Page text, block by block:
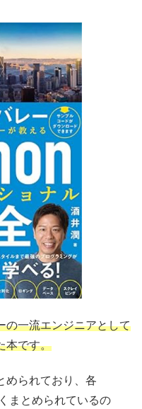
の一流エンジニアとして
本です。
められており、各
まとめられているの